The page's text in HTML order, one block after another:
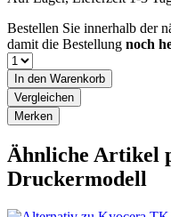
Bestellen Sie innerhalb der
damit die Bestellung noch
In den Warenkorb
Vergleichen
Merken
Ähnliche Artikel
Druckermodell